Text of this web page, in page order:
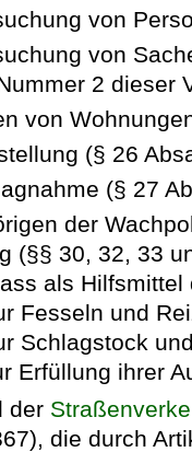
von
von
2 dieser
von
(§ 26
(§ 27
der
(§§ 30, 32, 33
als
Fesseln und
Schlagstock
Erfüllung ihrer
der
die durch